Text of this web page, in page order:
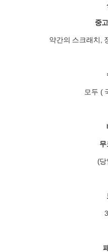
중
약간의 스크래치,
모두 (
무
(